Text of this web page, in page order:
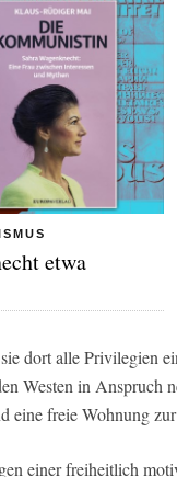
etwa
dort alle Privilegien
Westen in Anspruch
eine freie Wohnung
einer freiheitlich